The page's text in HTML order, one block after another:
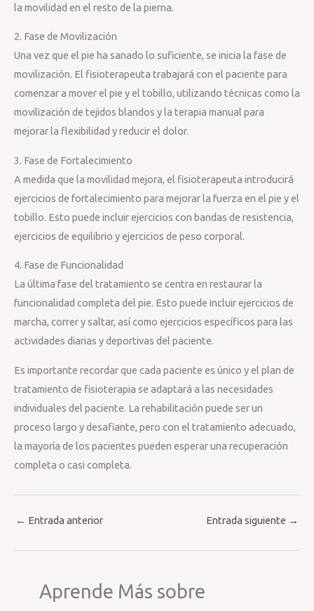
la movilidad en el resto de la pierna.
2. Fase de Movilización
Una vez que el pie ha sanado lo suficiente, se inicia la fase de
movilización. El fisioterapeuta trabajará con el paciente para
comenzar a mover el pie y el tobillo, utilizando técnicas como la
movilización de tejidos blandos y la terapia manual para
mejorar la flexibilidad y reducir el dolor.
3. Fase de Fortalecimiento
A medida que la movilidad mejora, el fisioterapeuta introducirá
ejercicios de fortalecimiento para mejorar la fuerza en el pie y el
tobillo. Esto puede incluir ejercicios con bandas de resistencia,
ejercicios de equilibrio y ejercicios de peso corporal.
4. Fase de Funcionalidad
La última fase del tratamiento se centra en restaurar la
funcionalidad completa del pie. Esto puede incluir ejercicios de
marcha, correr y saltar, así como ejercicios específicos para las
actividades diarias y deportivas del paciente.
Es importante recordar que cada paciente es único y el plan de
tratamiento de fisioterapia se adaptará a las necesidades
individuales del paciente. La rehabilitación puede ser un
proceso largo y desafiante, pero con el tratamiento adecuado,
la mayoría de los pacientes pueden esperar una recuperación
completa o casi completa.
← Entrada anterior Entrada siguiente →
Aprende Más sobre